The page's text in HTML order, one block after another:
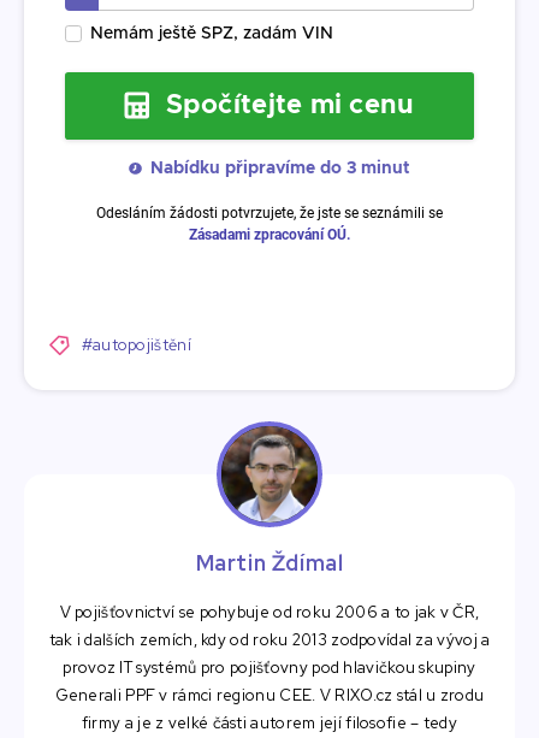
#autopojištění
Martin Ždímal
V pojišťovnictví se pohybuje od roku 2006 a to jak v ČR,
tak i dalších zemích, kdy od roku 2013 zodpovídal za vývoj a
provoz IT systémů pro pojišťovny pod hlavičkou skupiny
Generali PPF v rámci regionu CEE. V RIXO.cz stál u zrodu
firmy a je z velké části autorem její filosofie – tedy